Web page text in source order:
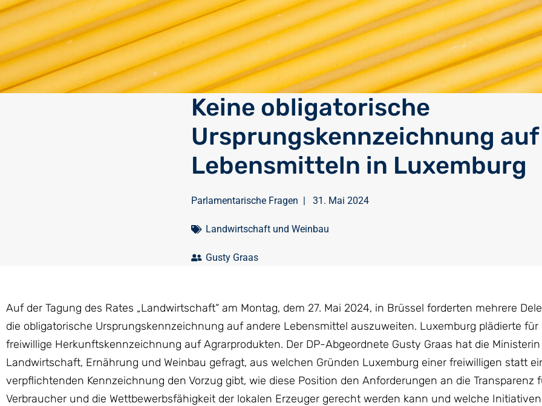
Keine obligatorische
Ursprungskennzeichnung
Lebensmitteln in Luxemburg
Parlamentarische Fragen | 31. Mai 2024
Landwirtschaft und Weinbau
Gusty Graas
Auf der Tagung des Rates „Landwirtschaft“ am Montag, dem 27. Mai 2024, in Brüssel forderten mehrere
die obligatorische Ursprungskennzeichnung auf andere Lebensmittel auszuweiten. Luxemburg plädierte für
freiwillige Herkunftskennzeichnung auf Agrarprodukten. Der DP-Abgeordnete Gusty Graas hat die
Landwirtschaft, Ernährung und Weinbau gefragt, aus welchen Gründen Luxemburg einer freiwilligen statt
verpflichtenden Kennzeichnung den Vorzug gibt, wie diese Position den Anforderungen an die Transparenz
Verbraucher und die Wettbewerbsfähigkeit der lokalen Erzeuger gerecht werden kann und welche